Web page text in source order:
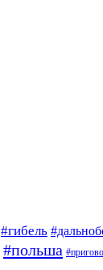
#гибель
#польша